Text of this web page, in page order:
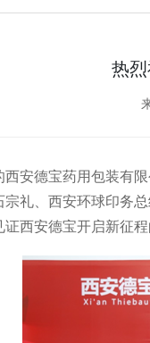
热
安德宝药用包装有
礼、西安环球印务
西安德宝开启新征程